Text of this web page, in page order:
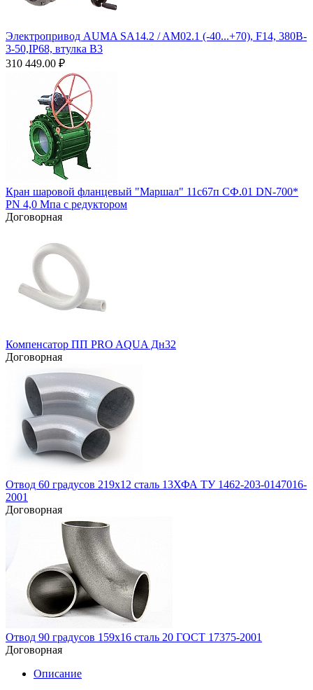
Электропривод AUMA SA14.2 / AM02.1 (-40...+70), F14, 380B-
3-50,IP68, втулка B3
310 449.00 ₽
Кран шаровой фланцевый "Маршал" 11с67п СФ.01 DN-700*
PN 4,0 Мпа с редуктором
Договорная
Компенсатор ПП PRO AQUA Дн32
Договорная
Отвод 60 градусов 219х12 сталь 13ХФА ТУ 1462-203-0147016-
2001
Договорная
Отвод 90 градусов 159х16 сталь 20 ГОСТ 17375-2001
Договорная
Описание